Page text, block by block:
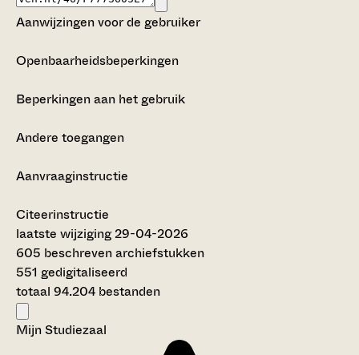
Aanwijzingen voor de gebruiker
Openbaarheidsbeperkingen
Beperkingen aan het gebruik
Andere toegangen
Aanvraaginstructie
Citeerinstructie
laatste wijziging 29-04-2026
605 beschreven archiefstukken
551 gedigitaliseerd
totaal 94.204 bestanden
Mijn Studiezaal